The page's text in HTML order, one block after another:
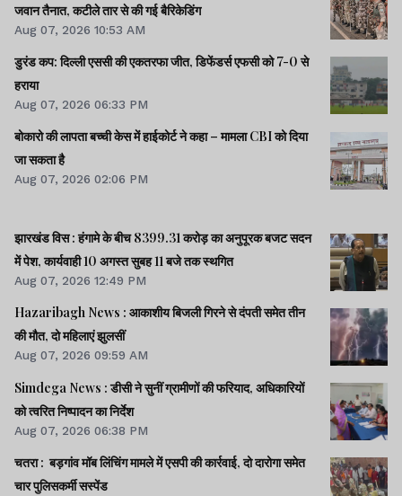
जवान तैनात, कटीले तार से की गई बैरिकेडिंग
Aug 07, 2026 10:53 AM
डुरंड कप: दिल्ली एससी की एकतरफा जीत, डिफेंडर्स एफसी को 7-0 से
हराया
Aug 07, 2026 06:33 PM
बोकारो की लापता बच्ची केस में हाईकोर्ट ने कहा – मामला CBI को दिया
जा सकता है
Aug 07, 2026 02:06 PM
झारखंड विस : हंगामे के बीच 8399.31 करोड़ का अनुपूरक बजट सदन
में पेश, कार्यवाही 10 अगस्त सुबह 11 बजे तक स्थगित
Aug 07, 2026 12:49 PM
Hazaribagh News : आकाशीय बिजली गिरने से दंपती समेत तीन
की मौत, दो महिलाएं झुलसीं
Aug 07, 2026 09:59 AM
Simdega News : डीसी ने सुनीं ग्रामीणों की फरियाद, अधिकारियों
को त्वरित निष्पादन का निर्देश
Aug 07, 2026 06:38 PM
चतरा : बड़गांव मॉब लिंचिंग मामले में एसपी की कार्रवाई, दो दारोगा समेत
चार पुलिसकर्मी सस्पेंड